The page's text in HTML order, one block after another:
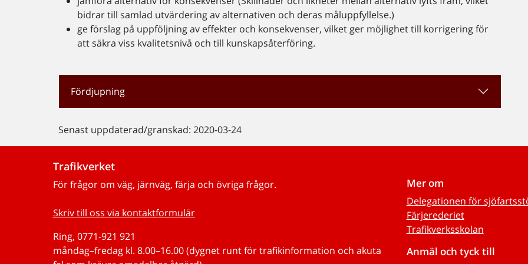
bidrar till samlad utvärdering av alternativen och deras måluppfyllelse.)
ge förslag på uppföljning av effekter och konsekvenser, vilket ger möjlighet till korrigering för
att säkra viss kvalitetsnivå och till kunskapsåterföring.
Fördjupning
Senast uppdaterad/granskad: 2020-03-24
Trafikverket
För frågor om väg, järnväg, färja och övriga frågor.
Skriv till oss via kontaktformulär
Ring, 0771-921 921
måndag–fredag kl. 8.00–16.00 (dygnet runt för trafikinformation och akuta
Mer om
Delegationen för
Färjerederiet
Trafikverksskolan
Anmäl och tyck till